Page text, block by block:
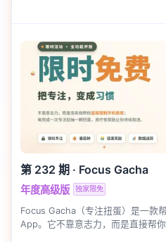
第 232 期 · Focus Gacha
年度高级版 独家限免
Focus Gacha（专注扭蛋）是一款
App。它不靠意志力，而是直接帮